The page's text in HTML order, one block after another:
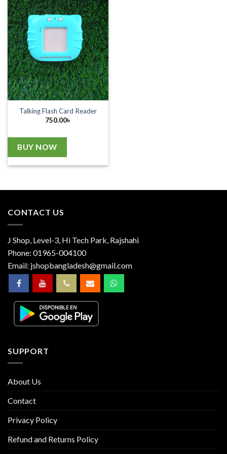
Talking Flash Card Reader
750.00৳
BUY NOW
CONTACT US
J Shop, Level-3, Hi Tech Park, Rajshahi
Phone: 01965-004100
Email: jshopbangladesh@gmail.com
SUPPORT
About Us
Contact
Privacy Policy
Refund and Returns Policy